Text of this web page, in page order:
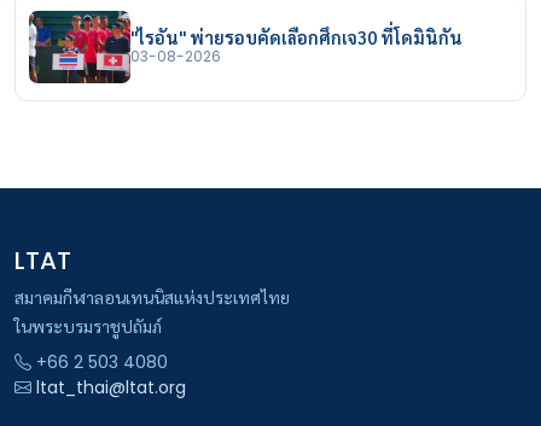
"ไรอัน" พ่ายรอบคัดเลือกศึกเจ30 ที่โดมินิกัน
03-08-2026
LTAT
สมาคมกีฬาลอนเทนนิสแห่งประเทศไทย
ในพระบรมราชูปถัมภ์
+66 2 503 4080
ltat_thai@ltat.org